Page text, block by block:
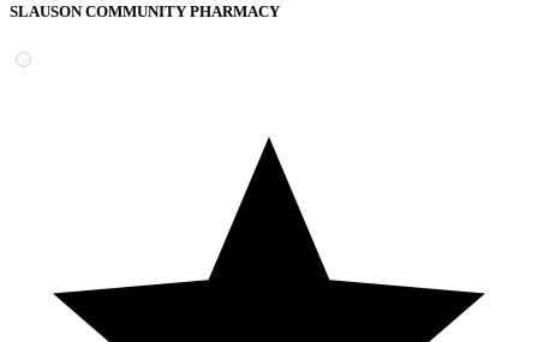
SLAUSON COMMUNITY PHARMACY